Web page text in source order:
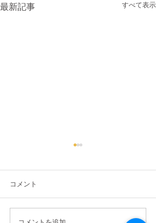
最新記事 すべて表示
コメント